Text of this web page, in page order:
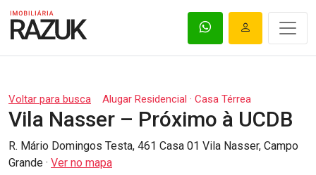
Voltar para busca Alugar Residencial · Casa Térrea
Vila Nasser – Próximo à UCDB
R. Mário Domingos Testa, 461 Casa 01 Vila Nasser, Campo
Grande · Ver no mapa